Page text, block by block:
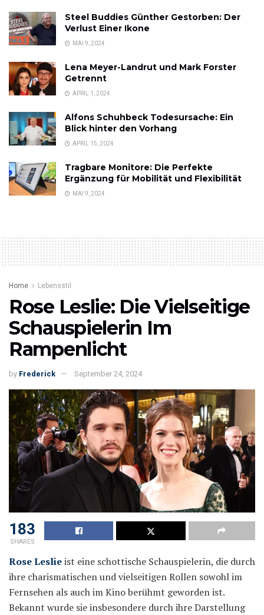
Steel Buddies Günther Gestorben: Der
Verlust Einer Ikone
MAI 9, 2024
Lena Meyer-Landrut und Mark Forster
Getrennt
APRIL 1, 2024
Alfons Schuhbeck Todesursache: Ein
Blick hinter den Vorhang
APRIL 15, 2024
Tragbare Monitore: Die Perfekte
Ergänzung für Mobilität und Flexibilität
MAI 9, 2024
Home Lebensstil
Rose Leslie: Die Vielseitige
Schauspielerin Im
Rampenlicht
by Frederick September 24, 2024
183
SHARES
Rose Leslieist eine schottische Schauspielerin, die durch
ihre charismatischen und vielseitigen Rollen sowohl im
Fernsehen als auch im Kino berühmt geworden ist.
Bekannt wurde sie insbesondere durch ihre Darstellung